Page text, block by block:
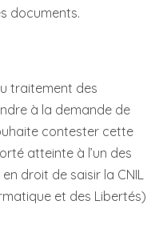
documents.
traitement des
à la demande de
contester cette
atteinte à l’un des
droit de saisir la CNIL
et des Libertés)